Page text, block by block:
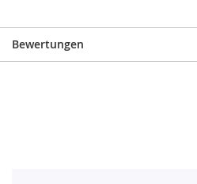
Bewertungen